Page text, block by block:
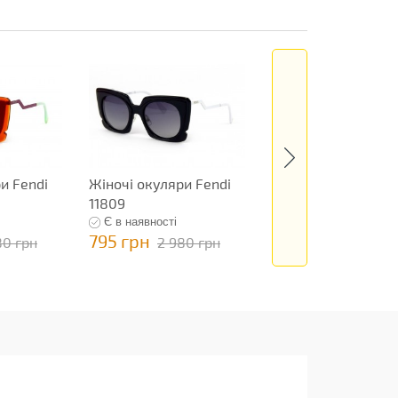
Fendi
грн
Жіночі окуляри Fendi
11809
Є в наявності
795 грн 2 980 грн